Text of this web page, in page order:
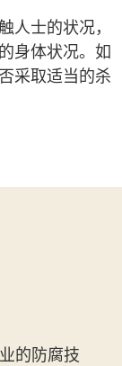
士的状况，
身体状况。如
采取适当的杀
的防腐技